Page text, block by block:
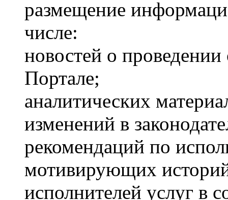
размещение
числе:
новостей о
Портале;
аналитических
изменений в
рекомендаций по
мотивирующих
исполнителей услуг в